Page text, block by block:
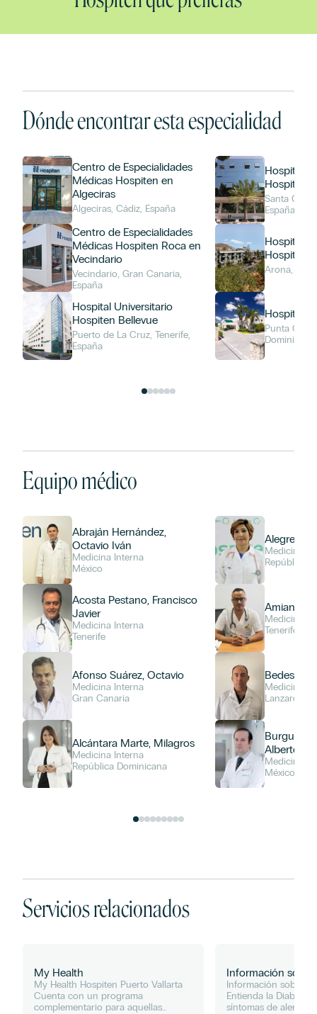
Dónde encontrar esta especialidad
Centro de Especialidades
Médicas Hospiten en
Algeciras
Algeciras, Cádiz, España
Centro de Especialidades
Médicas Hospiten Roca en
Vecindario
Vecindario, Gran Canaria,
España
Hospital Universitario
Hospiten Bellevue
Puerto de La Cruz, Tenerife,
España
Hospital
Hospiten
Santa Cruz
España
Hospital
Hospiten
Arona,
Hospiten
Punta
Dominicana
Equipo médico
Abraján Hernández,
Octavio Iván
Medicina Interna
México
Acosta Pestano, Francisco
Javier
Medicina Interna
Tenerife
Afonso Suárez, Octavio
Medicina Interna
Gran Canaria
Alcántara Marte, Milagros
Medicina Interna
República Dominicana
Alegre,
Medicina
República
Amiano
Medicina
Tenerife
Bedeschi,
Medicina
Lanzarote
Burgueño
Alberto
Medicina
México
Servicios relacionados
My Health
My Health Hospiten Puerto Vallarta
Cuenta con un programa
complementario para aquellas
Información sobre
Información sobre la
Entienda la
síntomas de alerta